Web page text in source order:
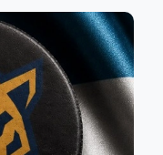
ознакомьтесь
нашем сайте
фанатов
и
заранее по